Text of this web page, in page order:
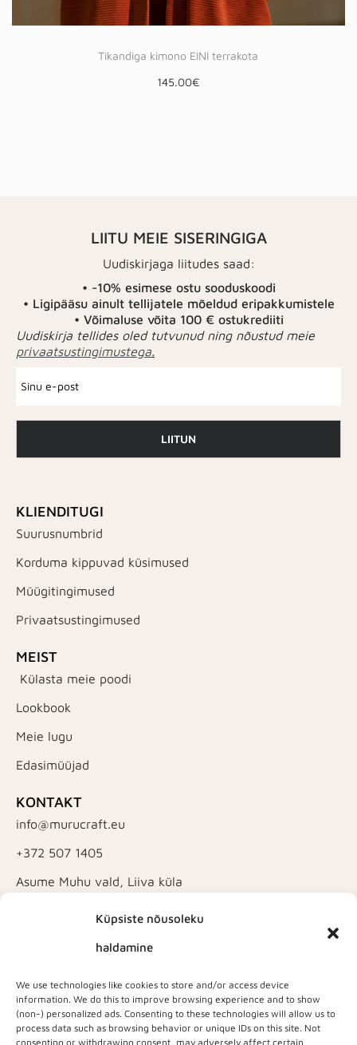
Küpsiste nõusoleku
haldamine
We use technologies like cookies to store and/or access device
information. We do this to improve browsing experience and to show
(non-) personalized ads. Consenting to these technologies will allow us to
process data such as browsing behavior or unique IDs on this site. Not
consenting or withdrawing consent, may adversely affect certain
Tikandiga kimono EINI terrakota
145.00€
LIITU MEIE SISERINGIGA
Uudiskirjaga liitudes saad:
• -10% esimese ostu sooduskoodi
• Ligipääsu ainult tellijatele mõeldud eripakkumistele
• Võimaluse võita 100 € ostukrediiti
Uudiskirja tellides oled tutvunud ning nõustud meie
privaatsustingimustega.
LIITUN
KLIENDITUGI
Suurusnumbrid
Korduma kippuvad küsimused
Müügitingimused
Privaatsustingimused
MEIST
Külasta meie poodi
Lookbook
Meie lugu
Edasimüüjad
KONTAKT
info@murucraft.eu
+372 507 1405
Asume Muhu vald, Liiva küla
Kleidid
Mütsid ja sallid